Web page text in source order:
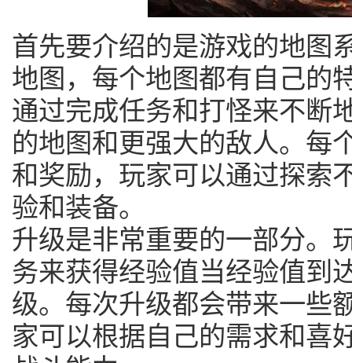
首先要介绍的是游戏的地图
地图，每个地图都有自己的
通过完成任务和打怪来不断
的地图和更强大的敌人。每
和奖励，玩家可以通过探索
验和装备。
升级是非常重要的一部分。
务来获得经验值当经验值到
级。每次升级都会带来一些
家可以根据自己的需求和喜